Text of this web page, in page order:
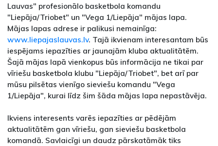
Lauvas" profesionālo basketbola komandu
"Liepāja/Triobet" un "Vega 1/Liepāja" mājas lapa.
Mājas lapas adrese ir palikusi nemainīga:
www.liepajaslauvas.lv. Tajā ikvienam interesantam būs
iespējams iepazīties ar jaunajām kluba aktualitātēm.
Šajā mājas lapā vienkopus būs informācija ne tikai par
vīriešu basketbola klubu "Liepāja/Triobet", bet arī par
mūsu pilsētas vienīgo sieviešu komandu "Vega
1/Liepāja", kurai līdz šim šāda mājas lapa nepastāvēja.
Ikviens interesents varēs iepazīties ar pēdējām
aktualitātēm gan vīriešu, gan sieviešu basketbola
komandā. Savlaicīgi un daudz pārskatāmāk tiks